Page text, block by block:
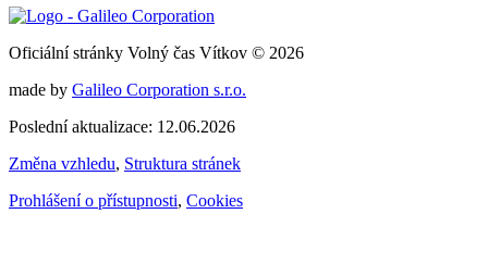
Oficiální stránky Volný čas Vítkov © 2026
made by Galileo Corporation s.r.o.
Poslední aktualizace: 12.06.2026
Změna vzhledu, Struktura stránek
Prohlášení o přístupnosti, Cookies